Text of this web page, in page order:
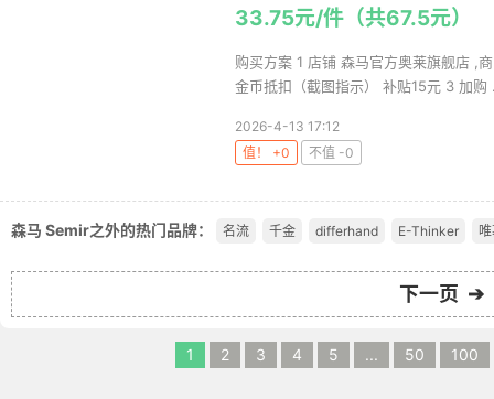
33.75元/件（共67.5元）
购买方案 1 店铺 森马官方奥莱旗舰店 ,
金币抵扣（截图指示） 补贴15元 3 加购
2026-4-13 17:12
值！ +0
不值 -0
森马 Semir之外的热门品牌： 名流 千金 differhand E-Thinker
下一页 ➔
1 2 3 4 5 ... 50 100